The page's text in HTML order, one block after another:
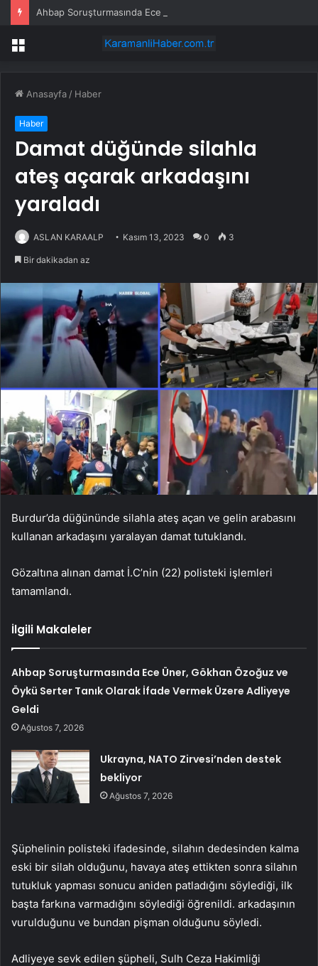
Menü
Anasayfa / Haber
Haber
Damat düğünde silahla
ateş açarak arkadaşını
yaraladı
ASLAN KARAALP Kasım 13, 2023 0 3
Bir dakikadan az
Burdur’da düğününde silahla ateş açan ve gelin arabasını
kullanan arkadaşını yaralayan damat tutuklandı.
Gözaltına alınan damat İ.C’nin (22) polisteki işlemleri
tamamlandı.
İlgili Makaleler
Ahbap Soruşturmasında Ece Üner, Gökhan Özoğuz ve
Öykü Serter Tanık Olarak İfade Vermek Üzere Adliyeye
Geldi
Ağustos 7, 2026
Ukrayna, NATO Zirvesi’nden destek
bekliyor
Ağustos 7, 2026
Şüphelinin polisteki ifadesinde, silahın dedesinden kalma
eski bir silah olduğunu, havaya ateş ettikten sonra silahın
tutukluk yapması sonucu aniden patladığını söylediği, ilk
başta farkına varmadığını söylediği öğrenildi. arkadaşının
vurulduğunu ve bundan pişman olduğunu söyledi.
Adliyeye sevk edilen şüpheli, Sulh Ceza Hakimliği